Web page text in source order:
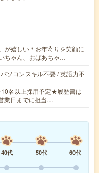
が嬉しい＊お年寄りを笑顔に
ちゃん、おばあちゃ…
ソコンスキル不要 / 英語力不
名以上採用予定★履歴書は
業日までに担当…
40代 50代
60代